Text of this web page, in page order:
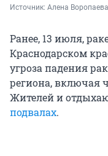
Источник: Алена Воропаева
Ранее, 13 июля,
Краснодарском
угроза падения
региона, включая
Жителей и
подвалах.